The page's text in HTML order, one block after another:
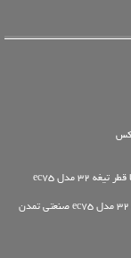
چرخ گوشت الکتروکار طرح امگا قطر تیغه 32 مدل ec75
چرخ گوشت الکتروکار طرح امگا قطر تیغه 32 مدل ec75 صنعتی تمدن